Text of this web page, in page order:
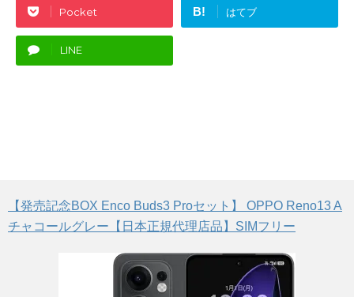
Pocket B! はてブ
LINE
【発売記念BOX Enco Buds3 Proセット】 OPPO Reno13 A
チャコールグレー【日本正規代理店品】SIMフリー